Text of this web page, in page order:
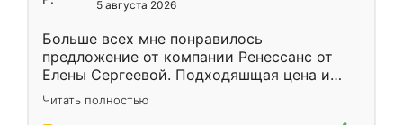
5 августа 2026
Больше всех мне понравилось
предложение от компании Ренессанс от
Елены Сергеевой. Подходяшщая цена и
короткие сроки изготовления. Приехавший
для замера сотрудник Владислав
Читать полностью